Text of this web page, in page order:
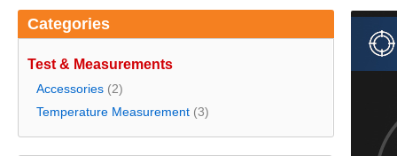
Categories
Test & Measurements
Accessories (2)
Temperature Measurement (3)